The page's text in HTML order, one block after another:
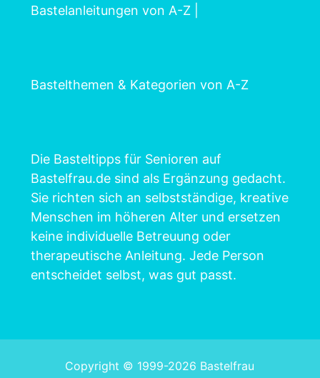
Bastelanleitungen von A-Z|
Bastelthemen & Kategorien von A-Z
Die Basteltipps für Senioren auf
Bastelfrau.de sind als Ergänzung gedacht.
Sie richten sich an selbstständige, kreative
Menschen im höheren Alter und ersetzen
keine individuelle Betreuung oder
therapeutische Anleitung. Jede Person
entscheidet selbst, was gut passt.
Copyright © 1999-2026 Bastelfrau